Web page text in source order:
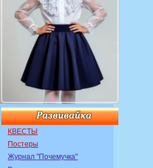
КВЕСТЫ
Постеры
Журнал "Почемучка"